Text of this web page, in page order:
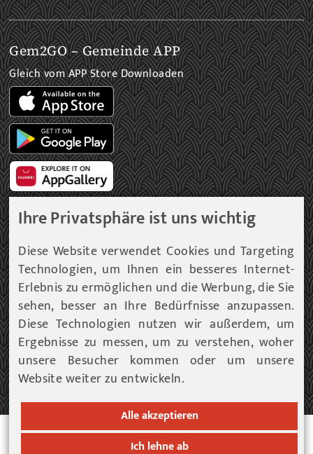
Ihre Privatsphäre ist uns wichtig
Diese Website verwendet Cookies und Targeting
Technologien, um Ihnen ein besseres Internet-
Erlebnis zu ermöglichen und die Werbung, die Sie
sehen, besser an Ihre Bedürfnisse anzupassen.
Diese Technologien nutzen wir außerdem, um
Ergebnisse zu messen, um zu verstehen, woher
unsere Besucher kommen oder um unsere
Website weiter zu entwickeln.
Alle akzeptieren
Ich lehne ab
Gem2GO – Gemeinde APP
Gleich vom APP Store Downloaden
Gemeinde Newsletter
Immer am aktuellsten Informationsstand!
Unser Infoservice liefert Ihnen, in periodischen
Abständen, Informationen rund um die Gemeinde
Fohnsdorf.
ZUM NEWSLETTER EINTRAG...
© 2026 Gemeinde Fohnsdorf |Datenschutz